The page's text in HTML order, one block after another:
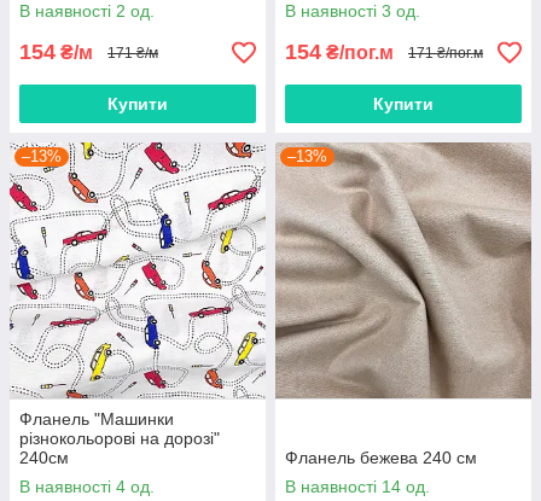
В наявності 2 од.
154 ₴/м 171 ₴/м
Купити
В наявності 3 од.
154 ₴/пог.м 171 ₴/пог.м
Купити
–13%
Фланель "Машинки
різнокольорові на дорозі"
240см
В наявності 4 од.
–13%
Фланель бежева 240 см
В наявності 14 од.